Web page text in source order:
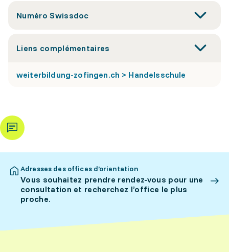
Numéro Swissdoc
Liens complémentaires
weiterbildung-zofingen.ch > Handelsschule
Adresses des offices d’orientation
Vous souhaitez prendre rendez-vous pour une
consultation et recherchez l’office le plus
proche.